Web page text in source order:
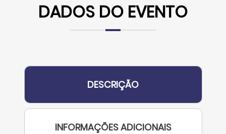
DADOS DO EVENTO
DESCRIÇÃO
INFORMAÇÕES ADICIONAIS